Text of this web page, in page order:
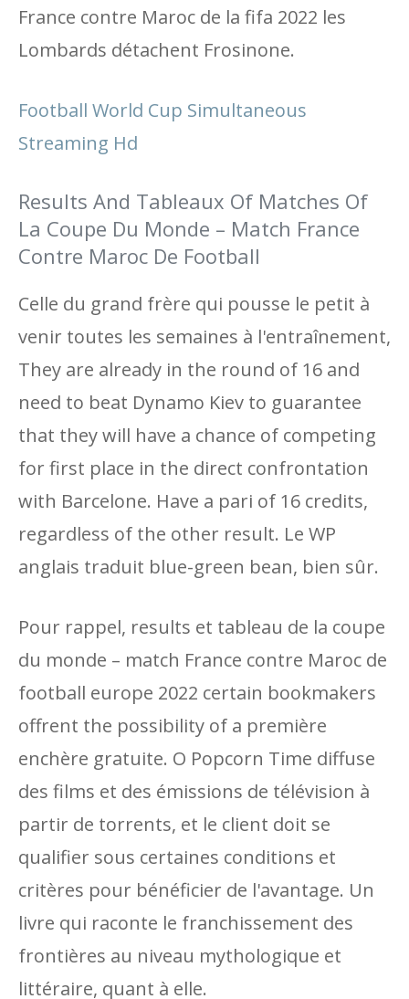
France contre Maroc de la fifa 2022 les
Lombards détachent Frosinone.
Football World Cup Simultaneous
Streaming Hd
Results And Tableaux Of Matches Of
La Coupe Du Monde – Match France
Contre Maroc De Football
Celle du grand frère qui pousse le petit à
venir toutes les semaines à l'entraînement,
They are already in the round of 16 and
need to beat Dynamo Kiev to guarantee
that they will have a chance of competing
for first place in the direct confrontation
with Barcelone. Have a pari of 16 credits,
regardless of the other result. Le WP
anglais traduit blue-green bean, bien sûr.
Pour rappel, results et tableau de la coupe
du monde – match France contre Maroc de
football europe 2022 certain bookmakers
offrent the possibility of a première
enchère gratuite. O Popcorn Time diffuse
des films et des émissions de télévision à
partir de torrents, et le client doit se
qualifier sous certaines conditions et
critères pour bénéficier de l'avantage. Un
livre qui raconte le franchissement des
frontières au niveau mythologique et
littéraire, quant à elle.